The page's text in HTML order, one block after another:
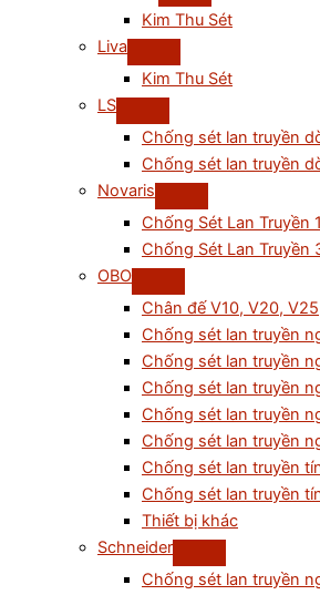
Kim Thu Sét
Liva
Kim Thu Sét
LS
Chống sét lan truyền
Chống sét lan truyền
Novaris
Chống Sét Lan Truyền
Chống Sét Lan Truyền
OBO
Chân đế V10, V20, V25
Chống sét lan truyền
Chống sét lan truyền
Chống sét lan truyền
Chống sét lan truyền
Chống sét lan truyền
Chống sét lan truyền
Chống sét lan truyền
Thiết bị khác
Schneider
Chống sét lan truyền